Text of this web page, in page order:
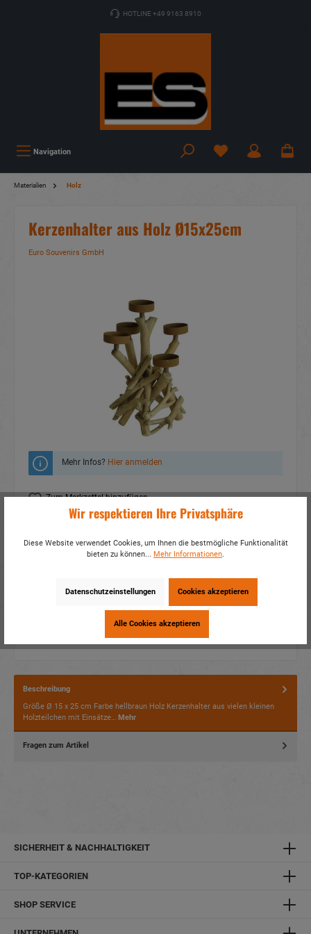
HOTLINE +49 9163 8910
Navigation
Materialien Holz
Kerzenhalter aus Holz Ø15x25cm
Euro Souvenirs GmbH
Mehr Infos? Hier anmelden
Zum Merkzettel hinzufügen
17185
Beschreibung
Größe Ø 15 x 25 cm Farbe hellbraun Holz Kerzenhalter aus vielen kleinen
Holzteilchen mit Einsätze… Mehr
Fragen zum Artikel
SICHERHEIT & NACHHALTIGKEIT
TOP-KATEGORIEN
SHOP SERVICE
Wir respektieren Ihre Privatsphäre
Diese Website verwendet Cookies, um Ihnen die bestmögliche Funktionalität
bieten zu können... Mehr Informationen.
Datenschutzeinstellungen Cookies akzeptieren
Alle Cookies akzeptieren